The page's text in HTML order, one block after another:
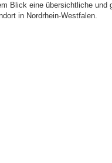
Blick eine übersichtliche und
in Nordrhein-Westfalen.